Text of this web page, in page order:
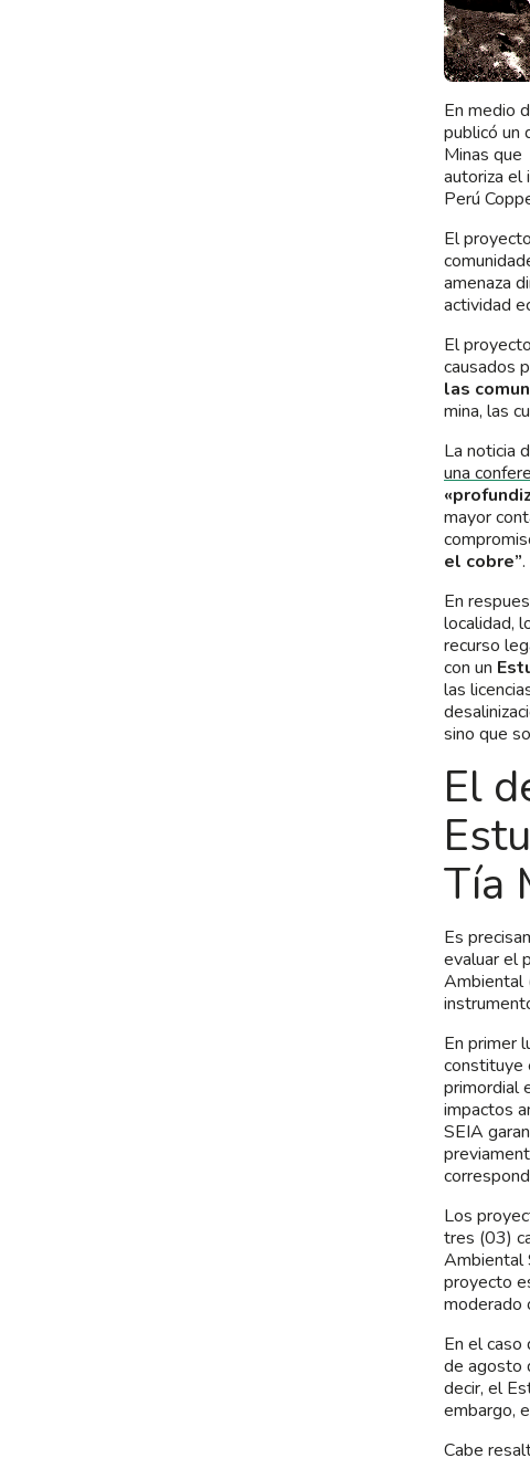
En medio
publicó un
Minas que
autoriza el
Perú
El
amenaza
actividad
El
causados
las
mina, las
La noticia
una
mayor
el cobre”.
En
localidad,
recurso
con un
las
sino que
El
Tía
Es
evaluar el
Ambiental
En primer
constituye
primordial
impactos
SEIA
Los
tres (03)
Ambiental
proyecto
moderado
En el
de agosto
decir, el
embargo,
Cabe